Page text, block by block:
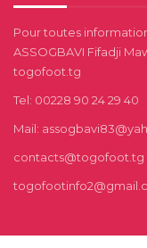
Pour toutes
ASSOGBAVI Fifadji
togofoot.tg
Tel: 00228 90 24 29 40
Mail:
contacts@togofoot.tg